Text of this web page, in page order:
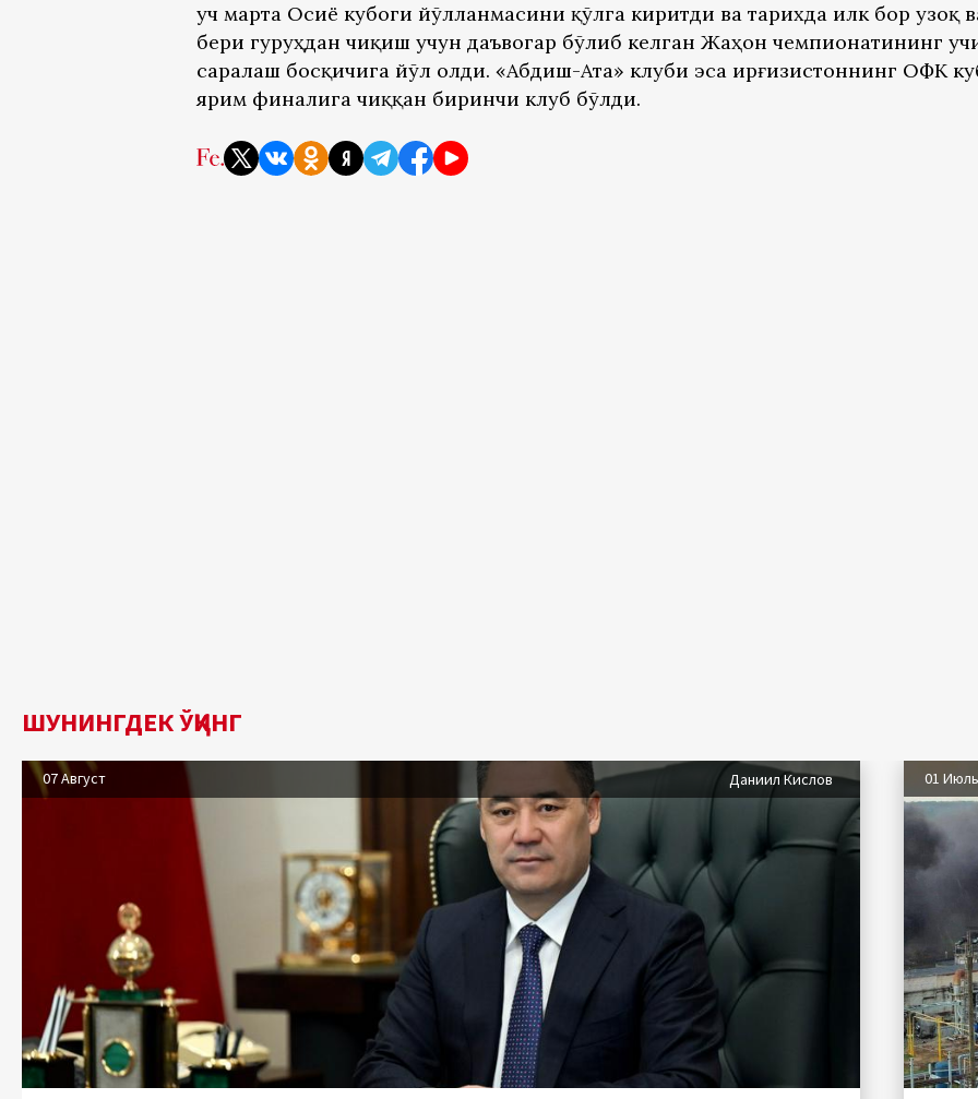
уч марта Осиё кубоги йўлланмасини қўлга киритди ва тарихда илк бор узоқ
бери гуруҳдан чиқиш учун даъвогар бўлиб келган Жаҳон чемпионатининг
саралаш босқичига йўл олди. «Абдиш-Ата» клуби эса Қирғизистоннинг ОФК
ярим финалига чиққан биринчи клуб бўлди.
ШУНИНГДЕК ЎҚИНГ
07 Август Даниил Кислов 01